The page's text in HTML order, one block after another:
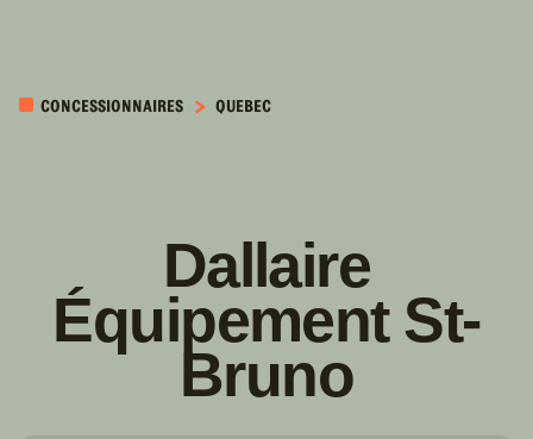
CONTENUCONCESSIONNAIRES QUEBEC
Dallaire
Équipement St-
Bruno